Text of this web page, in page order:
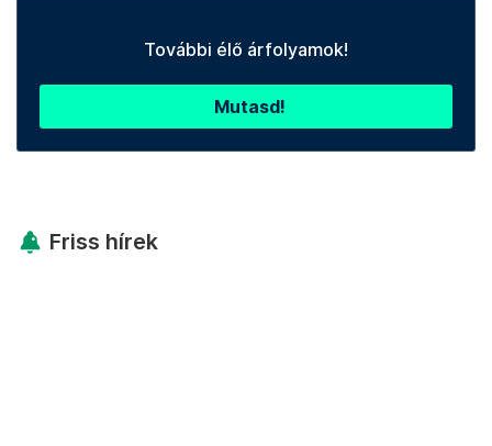
További élő árfolyamok!
Mutasd!
Friss hírek